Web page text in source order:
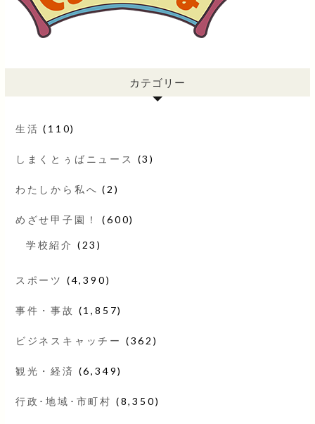
カテゴリー
生活 (110)
しまくとぅばニュース (3)
わたしから私へ (2)
めざせ甲子園！ (600)
学校紹介 (23)
スポーツ (4,390)
事件・事故 (1,857)
ビジネスキャッチー (362)
観光・経済 (6,349)
行政･地域･市町村 (8,350)